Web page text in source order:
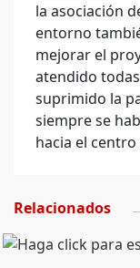
la asociación
entorno
mejorar el
atendido
suprimido la
siempre se
hacia el
Relacionados